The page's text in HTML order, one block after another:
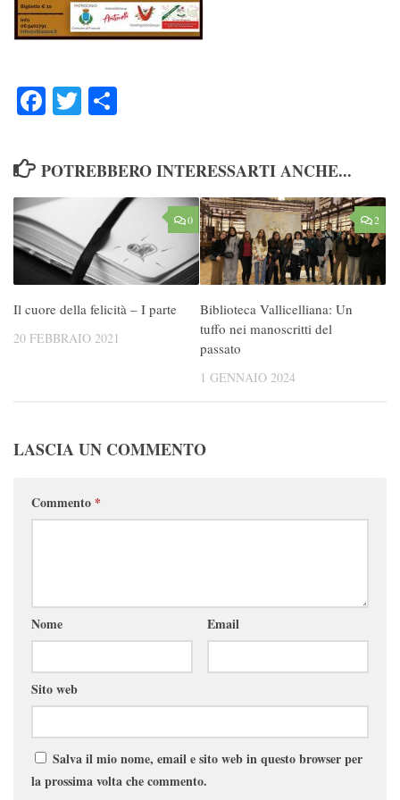
FacebookTwitter
POTREBBERO INTERESSARTI ANCHE...
0
Il cuore della felicità – I parte
20 FEBBRAIO 2021
2
Biblioteca Vallicelliana: Un
tuffo nei manoscritti del
passato
1 GENNAIO 2024
LASCIA UN COMMENTO
Commento *
Nome Email
Sito web
Salva il mio nome, email e sito web in questo browser per
la prossima volta che commento.